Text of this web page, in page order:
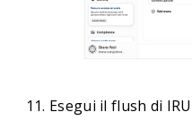
Esegui il flush di